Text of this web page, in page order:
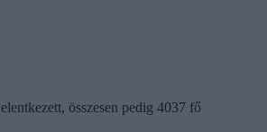
összesen pedig 4037 fő